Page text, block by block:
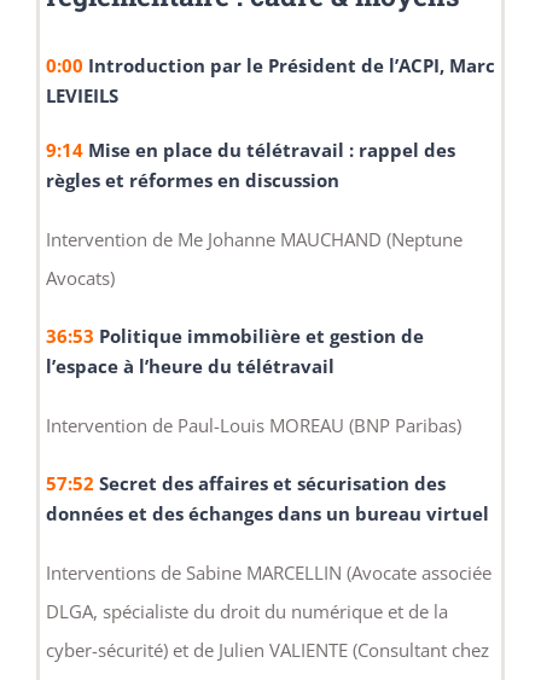
0:00 Introduction par le Président de l’ACPI, Marc
LEVIEILS
9:14Mise en place du télétravail : rappel des
règles et réformes en discussion
Intervention de Me Johanne MAUCHAND (Neptune
Avocats)
36:53 Politique immobilière et gestion de
l’espace à l’heure du télétravail
Intervention de Paul-Louis MOREAU (BNP Paribas)
57:52 Secret des affaires et sécurisation des
données et des échanges dans un bureau virtuel
Interventions de Sabine MARCELLIN (Avocate associée
DLGA, spécialiste du droit du numérique et de la
cyber-sécurité) et de Julien VALIENTE (Consultant chez